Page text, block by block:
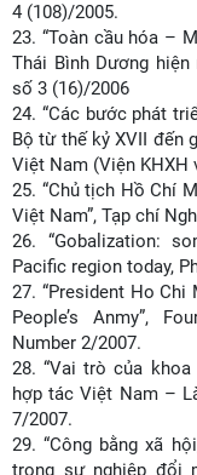
4 (108)/2005.
23. “Toàn cầu hóa –
Thái Bình Dương
số 3 (16)/2006
24. “Các bước phát
Bộ từ thế kỷ XVII đến
Việt Nam (Viện KHXH
25. “Chủ tịch Hồ Chí
Việt Nam”, Tạp chí
26.
“Gobalization:
Pacific region today,
27. “President Ho
People’s Anmy”,
Number 2/2007.
28. “Vai trò của
hợp tác Việt Nam –
7/2007.
29. “Công bằng xã
trong sự nghiệp đổi